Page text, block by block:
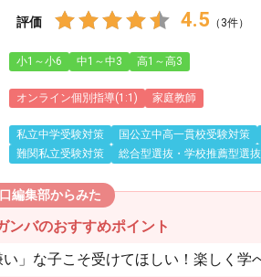
評価 4.5 （3件）
小1～小6 中1～中3 高1～高3
オンライン個別指導(1:1) 家庭教師
私立中学受験対策 国公立中高一貫校受験対策
難関私立受験対策
総合型選抜・学校推薦型選
編集部からみた
ンバのおすすめポイント
い」な子こそ受けてほしい！楽しく学